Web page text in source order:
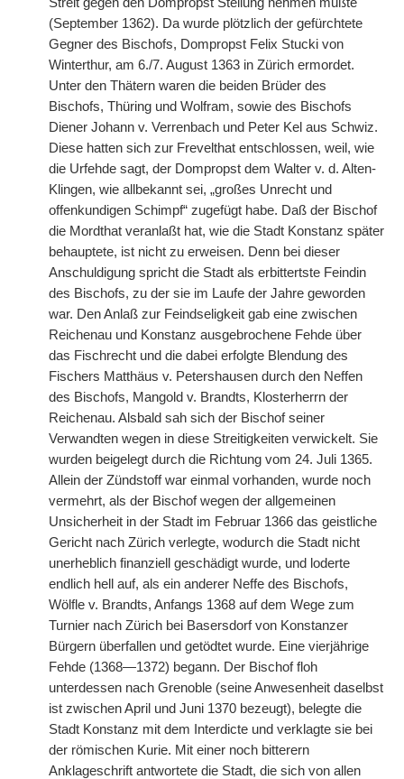
(September 1362). Da wurde plötzlich der gefürchtete
Gegner des Bischofs, Dompropst Felix Stucki von
Winterthur, am 6./7. August 1363 in Zürich ermordet.
Unter den Thätern waren die beiden Brüder des
Bischofs, Thüring und Wolfram, sowie des Bischofs
Diener Johann v. Verrenbach und Peter Kel aus Schwiz.
Diese hatten sich zur Frevelthat entschlossen, weil, wie
die Urfehde sagt, der Dompropst dem Walter v. d. Alten-
Klingen, wie allbekannt sei, „großes Unrecht und
offenkundigen Schimpf“ zugefügt habe. Daß der Bischof
die Mordthat veranlaßt hat, wie die Stadt Konstanz später
behauptete, ist nicht zu erweisen. Denn bei dieser
Anschuldigung spricht die Stadt als erbittertste Feindin
des Bischofs, zu der sie im Laufe der Jahre geworden
war. Den Anlaß zur Feindseligkeit gab eine zwischen
Reichenau und Konstanz ausgebrochene Fehde über
das Fischrecht und die dabei erfolgte Blendung des
Fischers Matthäus v. Petershausen durch den Neffen
des Bischofs, Mangold v. Brandts, Klosterherrn der
Reichenau. Alsbald sah sich der Bischof seiner
Verwandten wegen in diese Streitigkeiten verwickelt. Sie
wurden beigelegt durch die Richtung vom 24. Juli 1365.
Allein der Zündstoff war einmal vorhanden, wurde noch
vermehrt, als der Bischof wegen der allgemeinen
Unsicherheit in der Stadt im Februar 1366 das geistliche
Gericht nach Zürich verlegte, wodurch die Stadt nicht
unerheblich finanziell geschädigt wurde, und loderte
endlich hell auf, als ein anderer Neffe des Bischofs,
Wölfle v. Brandts, Anfangs 1368 auf dem Wege zum
Turnier nach Zürich bei Basersdorf von Konstanzer
Bürgern überfallen und getödtet wurde. Eine vierjährige
Fehde (1368—1372) begann. Der Bischof floh
unterdessen nach Grenoble (seine Anwesenheit daselbst
ist zwischen April und Juni 1370 bezeugt), belegte die
Stadt Konstanz mit dem Interdicte und verklagte sie bei
der römischen Kurie. Mit einer noch bitterern
Anklageschrift antwortete die Stadt, die sich von allen